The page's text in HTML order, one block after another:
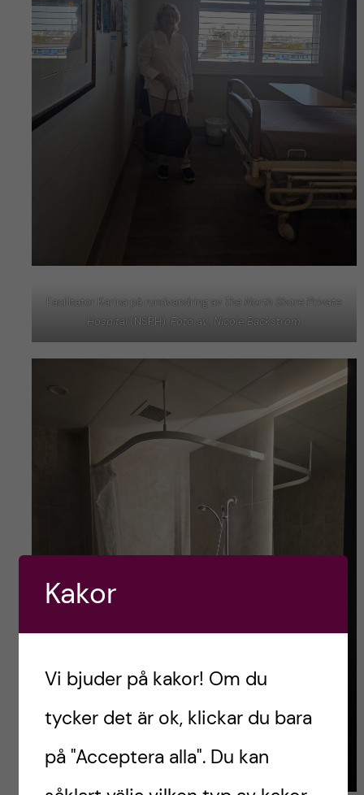
Facilitator Karina på rundvandring av The North Shore Private
Hospital (NSPH). Foto av: Nicole Bäckström
Kakor
Vi bjuder på kakor! Om du
tycker det är ok, klickar du bara
på "Acceptera alla". Du kan